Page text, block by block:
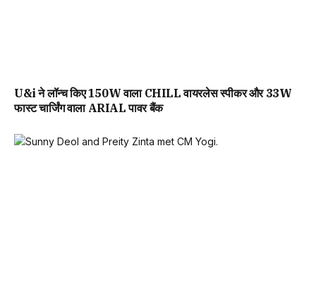
U&i ने लॉन्च किए 150W वाला CHILL वायरलेस स्पीकर और 33W
फास्ट चार्जिंग वाला ARIAL पावर बैंक